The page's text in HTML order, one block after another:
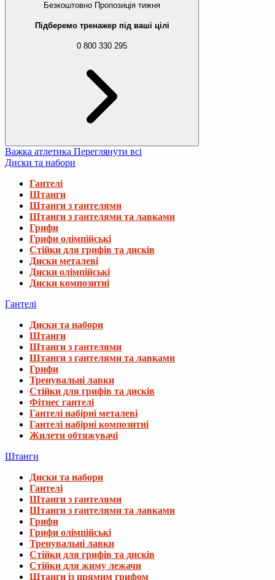
Безкоштовно Пропозиція тижня
Підберемо тренажер під ваші цілі
0 800 330 295
Важка атлетика Переглянути всі
Диски та набори
Гантелі
Штанги
Штанги з гантелями
Штанги з гантелями та лавками
Грифи
Грифи олімпійські
Стійки для грифів та дисків
Диски металеві
Диски олімпійські
Диски композитні
Гантелі
Диски та набори
Штанги
Штанги з гантелями
Штанги з гантелями та лавками
Грифи
Тренувальні лавки
Стійки для грифів та дисків
Фітнес гантелі
Гантелі набірні металеві
Гантелі набірні композитні
Жилети обтяжувачі
Штанги
Диски та набори
Гантелі
Штанги з гантелями
Штанги з гантелями та лавками
Грифи
Грифи олімпійські
Тренувальні лавки
Стійки для грифів та дисків
Стійки для жиму лежачи
Штанги із прямим грифом